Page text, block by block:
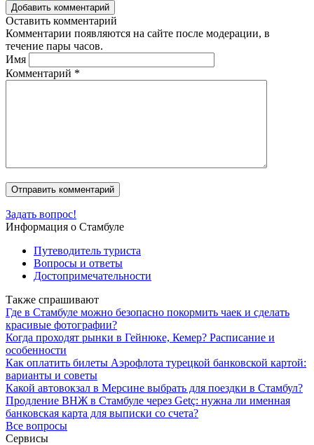
Добавить комментарий
Оставить комментарий
Комментарии появляются на сайте после модерации, в
течение пары часов.
Имя
Комментарий *
Задать вопрос!
Информация о Стамбуле
Путеводитель туриста
Вопросы и ответы
Достопримечательности
Также спрашивают
Где в Стамбуле можно безопасно покормить чаек и сделать
красивые фотографии?
Когда проходят рынки в Гейнюке, Кемер? Расписание и
особенности
Как оплатить билеты Аэрофлота турецкой банковской картой:
варианты и советы
Какой автовокзал в Мерсине выбрать для поездки в Стамбул?
Продление ВНЖ в Стамбуле через Getç: нужна ли именная
банковская карта для выписки со счета?
Все вопросы
Сервисы